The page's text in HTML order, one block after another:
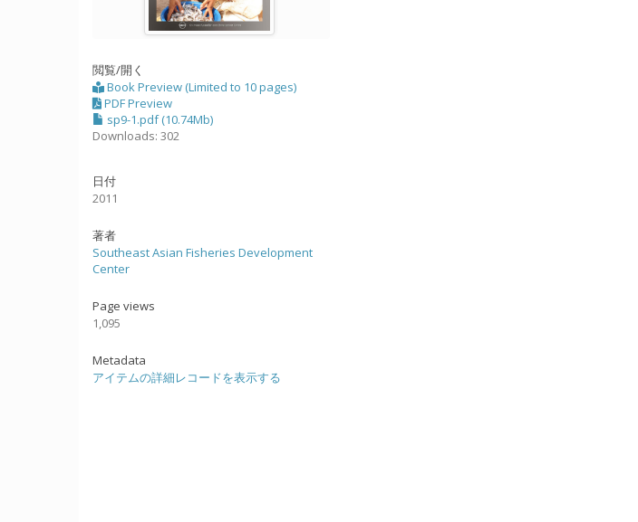
閲覧/開く
Book Preview (Limited to 10 pages)
PDF Preview
sp9-1.pdf (10.74Mb)
Downloads: 302
日付
2011
著者
Southeast Asian Fisheries Development
Center
Page views
1,095
Metadata
アイテムの詳細レコードを表示する